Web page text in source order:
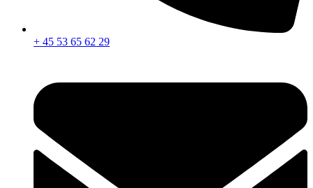
+ 45 53 65 62 29